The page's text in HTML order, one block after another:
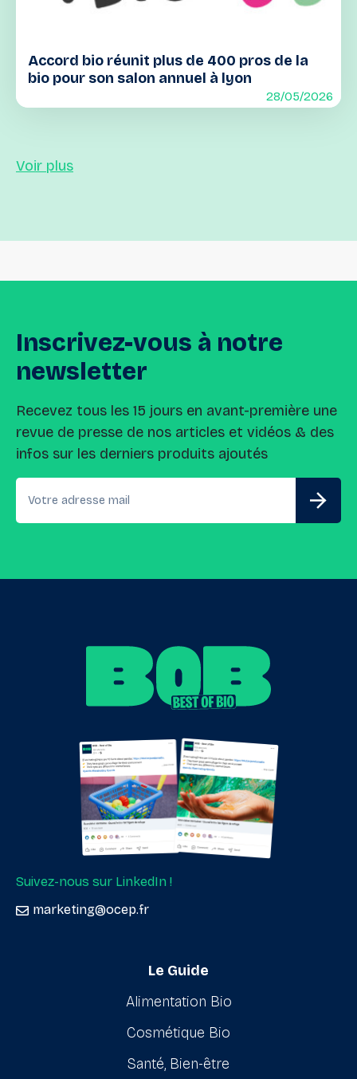
Accord bio réunit plus de 400 pros de la
bio pour son salon annuel à lyon
28/05/2026
Voir plus
Inscrivez-vous à notre
newsletter
Recevez tous les 15 jours en avant-première une
revue de presse de nos articles et vidéos & des
infos sur les derniers produits ajoutés
Suivez-nous sur LinkedIn !
marketing@ocep.fr
Le Guide
Alimentation Bio
Cosmétique Bio
Santé, Bien-être